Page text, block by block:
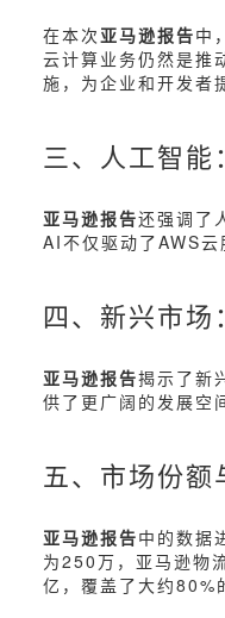
在本次亚马逊报告中
云计算业务仍然是
施，为企业和开发者
三、人工智能
亚马逊报告还强调了
AI不仅驱动了AWS
四、新兴市场
亚马逊报告揭示了新
供了更广阔的发展空
五、市场份额
亚马逊报告中的数据
为250万，亚马逊物
亿，覆盖了大约80%